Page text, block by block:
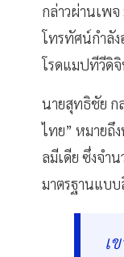
กล่าวผ่านเพ
โทรทัศน์กำลัง
โรดแมปทีวีดิ
นายสุทธิชัย ก
ไทย” หมายถึ
ลมีเดีย ซึ่งจำ
มาตรฐานแบ
เ